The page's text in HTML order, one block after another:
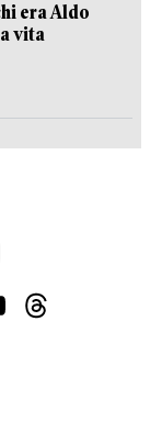
era Aldo
vita